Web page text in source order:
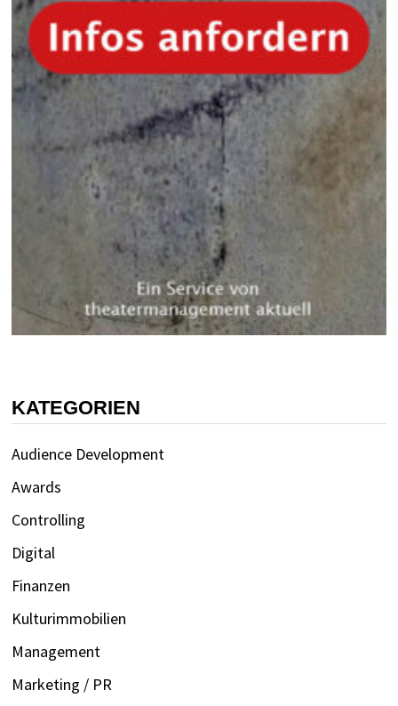
KATEGORIEN
Audience Development
Awards
Controlling
Digital
Finanzen
Kulturimmobilien
Management
Marketing / PR